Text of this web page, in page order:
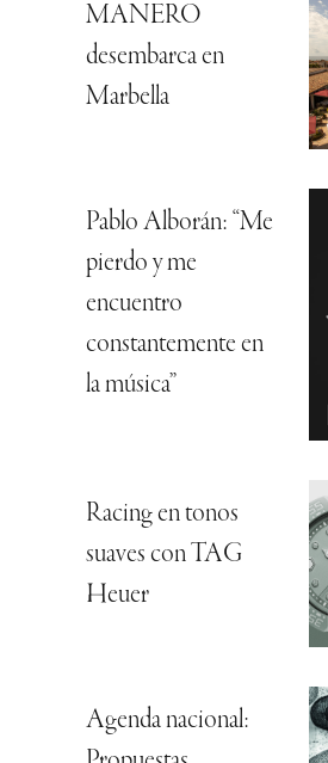
MANERO
desembarca en
Marbella
Pablo Alborán: “Me
pierdo y me
encuentro
constantemente en
la música”
Racing en tonos
suaves con TAG
Heuer
Agenda nacional: